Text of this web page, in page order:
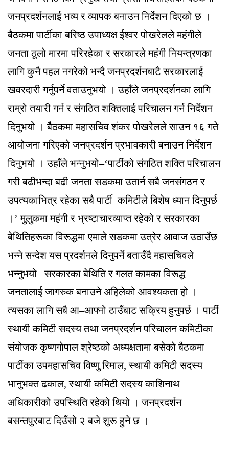
जनप्रदर्शनलाई भव्य र व्यापक बनाउन निर्देशन दिएको छ ।
बैठकमा पार्टीका बरिष्ठ उपाध्यक्ष ईश्वर पोखरेलले महंगीले
जनता ठूलो मारमा परिरहेका र सरकारले महंगी नियन्त्रणका
लागि कुनै पहल नगरेको भन्दै जनप्रदर्शनबाटै सरकारलाई
खवरदारी गर्नुपर्ने वताउनुभयो । उहाँले जनप्रदर्शनका लागि
राम्रो तयारी गर्न र संगठित शक्तिलाई परिचालन गर्न निर्देशन
दिनुभयो । बैैठकमा महासचिव शंकर पोखरेलले साउन १६ गते
आयोजना गरिएको जनप्रदर्शन प्रभावकारी बनाउन निर्देशन
दिनुभयो । उहाँले भन्नुभयो–‘पार्टीको संगठित शक्ति परिचालन
गरी बढीभन्दा बढी जनता सडकमा उतार्न सबै जनसंगठन र
उपत्यकाभित्र रहेका सबै पार्टी कमिटीले बिशेष ध्यान दिनुपर्छ
।’ मुलुकमा महंगी र भ्रष्टाचारव्याप्त रहेको र सरकारका
बेथितिहरूका विरूद्धमा एमाले सडकमा उत्रेर आवाज उठाउँछ
भन्ने सन्देश यस प्रदर्शनले दिनुपर्ने बताउँदै महासचिवले
भन्नुभयो– सरकारका बेथिति र गलत कामका विरूद्ध
जनतालाई जागरुक बनाउने अहिलेको आवश्यकता हो ।
त्यसका लागि सबै आ–आफ्नो ठाउँबाट सक्रिय हुनुपर्छ । पार्टी
स्थायी कमिटी सदस्य तथा जनप्रदर्शन परिचालन कमिटीका
संयोजक कृष्णगोपाल श्रेष्ठको अध्यक्षतामा बसेको बैठकमा
पार्टीका उपमहासचिव विष्णु रिमाल, स्थायी कमिटी सदस्य
भानुभक्त ढकाल, स्थायी कमिटी सदस्य काशिनाथ
अधिकारीको उपस्थिति रहेको थियो । जनप्रदर्शन
बसन्तपुरबाट दिउँसो २ बजे शुरू हुने छ ।